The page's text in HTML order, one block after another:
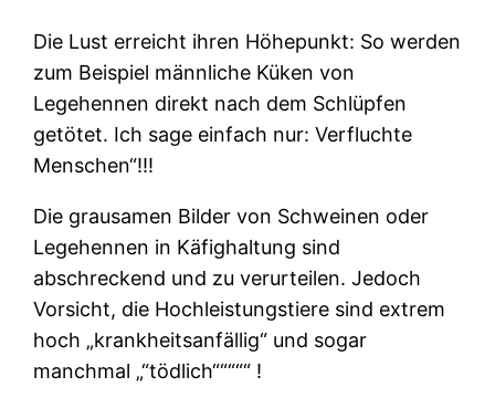
Die Lust erreicht ihren Höhepunkt: So werden
zum Beispiel männliche Küken von
Legehennen direkt nach dem Schlüpfen
getötet. Ich sage einfach nur: Verfluchte
Menschen“!!!
Die grausamen Bilder von Schweinen oder
Legehennen in Käfighaltung sind
abschreckend und zu verurteilen. Jedoch
Vorsicht, die Hochleistungstiere sind extrem
hoch „krankheitsanfällig“ und sogar
manchmal „“tödlich“““““ !